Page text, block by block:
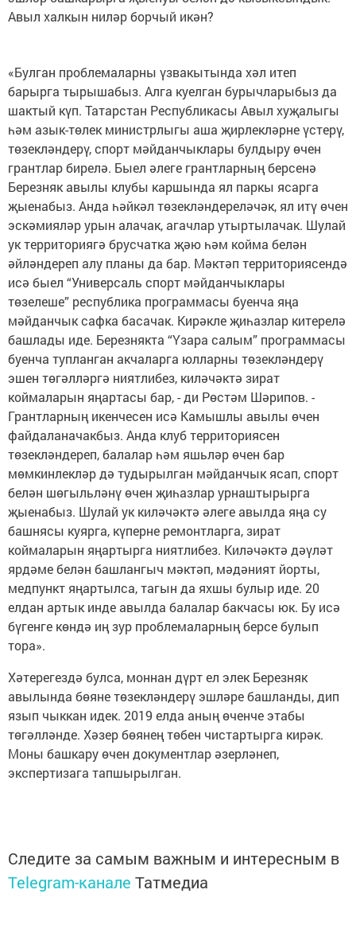
Авыл халкын ниләр борчый икән?
«Булган проблемаларны үзвакытында хәл итеп
барырга тырышабыз. Алга куелган бурычларыбыз да
шактый күп. Татарстан Республикасы Авыл хуҗалыгы
һәм азык-төлек министрлыгы аша җирлекләрне үстерү,
төзекләндерү, спорт мәйданчыклары булдыру өчен
грантлар бирелә. Быел әлеге грантларның берсенә
Березняк авылы клубы каршында ял паркы ясарга
җыенабыз. Анда һәйкәл төзекләндереләчәк, ял итү өчен
эскәмияләр урын алачак, агачлар утыртылачак. Шулай
ук территориягә брусчатка җәю һәм койма белән
әйләндереп алу планы да бар. Мәктәп территориясендә
исә быел “Универсаль спорт мәйданчыклары
төзелеше” республика программасы буенча яңа
мәйданчык сафка басачак. Кирәкле җиһазлар китерелә
башлады иде. Березнякта “Үзара салым” программасы
буенча тупланган акчаларга юлларны төзекләндерү
эшен төгәлләргә ниятлибез, киләчәктә зират
коймаларын яңартасы бар, - ди Рөстәм Шәрипов. -
Грантларның икенчесен исә Камышлы авылы өчен
файдаланачакбыз. Анда клуб территориясен
төзекләндереп, балалар һәм яшьләр өчен бар
мөмкинлекләр дә тудырылган мәйданчык ясап, спорт
белән шөгыльләнү өчен җиһазлар урнаштырырга
җыенабыз. Шулай ук киләчәктә әлеге авылда яңа су
башнясы куярга, күперне ремонтларга, зират
коймаларын яңартырга ниятлибез. Киләчәктә дәүләт
ярдәме белән башлангыч мәктәп, мәдәният йорты,
медпункт яңартылса, тагын да яхшы булыр иде. 20
елдан артык инде авылда балалар бакчасы юк. Бу исә
бүгенге көндә иң зур проблемаларның берсе булып
тора».
Хәтерегездә булса, моннан дүрт ел элек Березняк
авылында бөяне төзекләндерү эшләре башланды, дип
язып чыккан идек. 2019 елда аның өченче этабы
төгәлләнде. Хәзер бөянең төбен чистартырга кирәк.
Моны башкару өчен документлар әзерләнеп,
экспертизага тапшырылган.
Следите за самым важным и интересным в
Telegram-канале Татмедиа